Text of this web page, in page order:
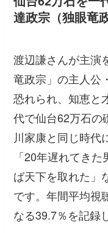
達政宗（独眼竜
渡辺謙さんが主演
竜政宗」の主人公
恐れられ、知恵と
代で仙台62万石の
川家康と同じ時代
「20年遅れてき
ば天下を取れた」
です。年間平均視
なる39.7％を記録